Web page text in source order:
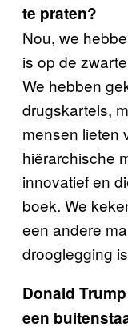
te praten?
Nou, we
is op de
We hebben
drugskartels,
mensen lieten
hiërarchische
innovatief en
boek. We
een andere
drooglegging
Donald
een